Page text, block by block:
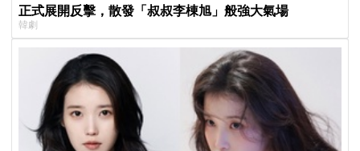
正式展開反擊，散發「叔叔李棟旭」般強大氣場
韓劇